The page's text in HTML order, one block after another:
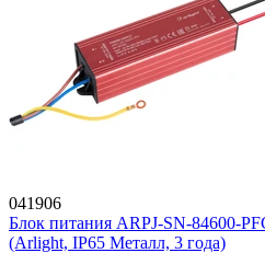
041906
Блок питания ARPJ-SN-84600-
(Arlight, IP65 Металл, 3 года)